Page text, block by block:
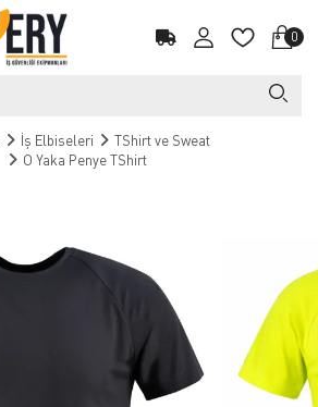
0
İş Elbiseleri
TShirt ve Sweat
O Yaka Penye TShirt